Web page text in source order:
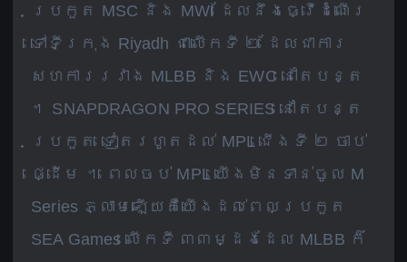
ប្រកួត MSC និង MWI ដែលនឹងធ្វើដំណើរ
ទៅទីក្រុង Riyadh ជាលើកទី ២ ដែលជាការ
សហការរវាង MLBB និង EWC នៅតែបន្ត
។ SNAPDRAGON PRO SERIES នៅតែបន្ត
ប្រកួត ទៀតរហូតដល់ MPL ជើងទី ២ ចាប់
ផ្ដើម ។ ពេលចប់ MPL យើងមិនទាន់ចូល M
Series ភ្លាមឡើយគឺយើងដល់ពេលប្រកួត
SEA Games លើកទី ៣៣ម្ដងដែល MLBB ក៏